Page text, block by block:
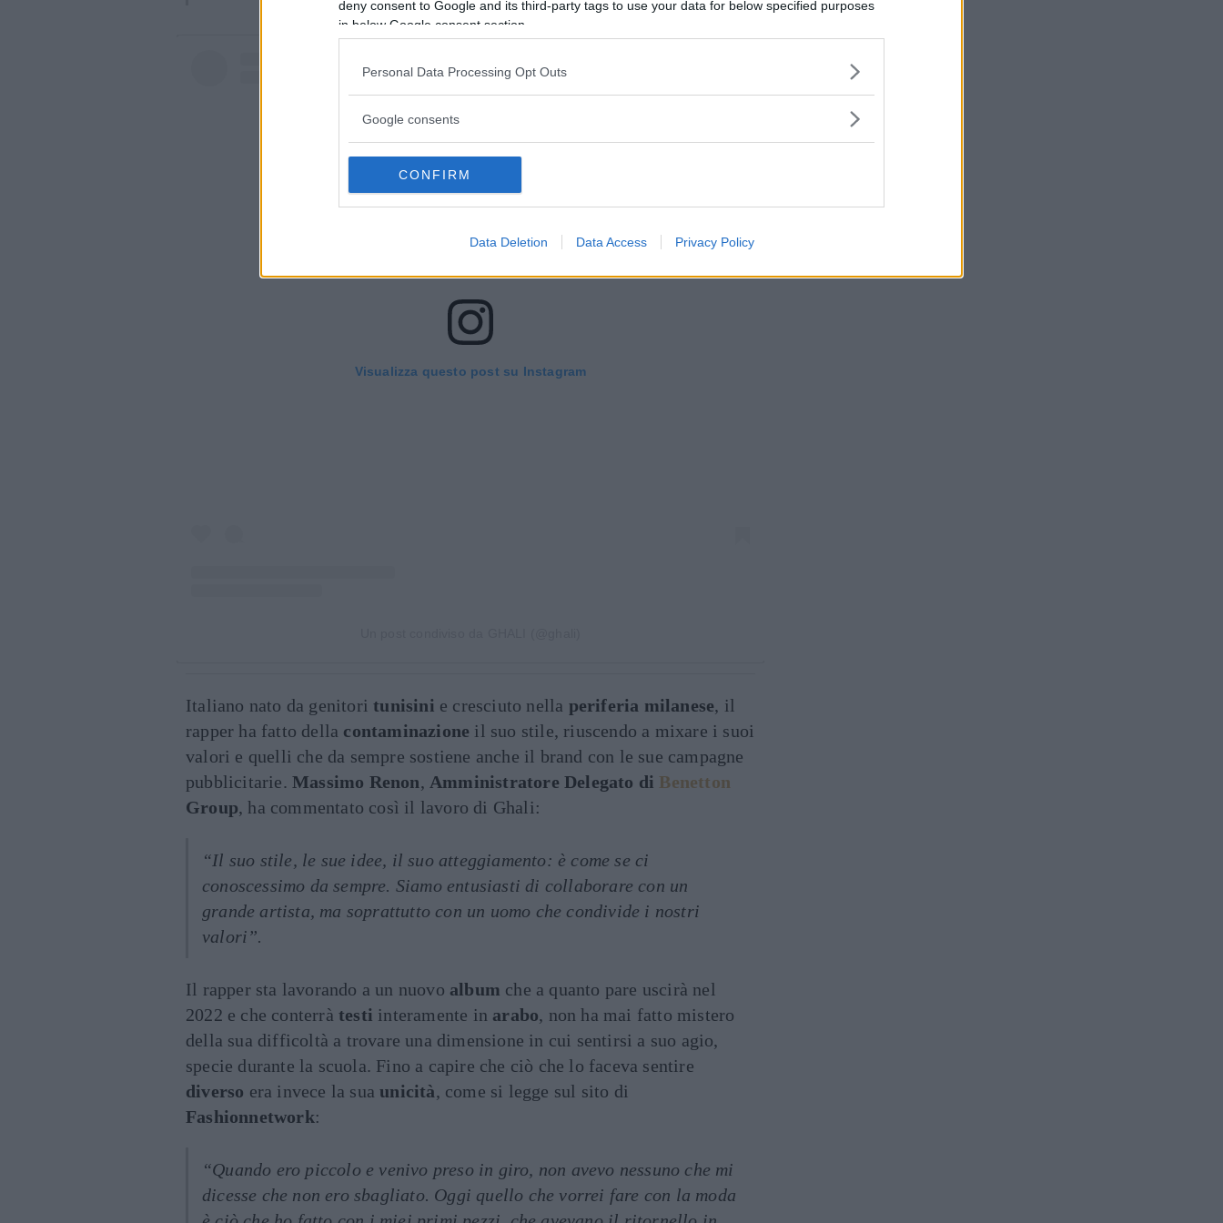
deny consent to Google and its third-party tags to use your data for below specified purposes
in below Google consent section.
Personal Data Processing Opt Outs
Google consents
CONFIRM
Data Deletion Data Access Privacy Policy
Visualizza questo post su Instagram
Italiano nato da genitoritunisini e cresciuto nella periferia milanese, il
rapper ha fatto della contaminazione il suo stile, riuscendo a mixare i suoi
valori e quelli che da sempre sostiene anche il brand con le sue campagne
pubblicitarie. Massimo Renon, Amministratore Delegato di Benetton
Group, ha commentato così il lavoro di Ghali:
“Il suo stile, le sue idee, il suo atteggiamento: è come se ci
conoscessimo da sempre. Siamo entusiasti di collaborare con un
grande artista, ma soprattutto con un uomo che condivide i nostri
valori”.
Il rapper sta lavorando a un nuovo album che a quanto pare uscirà nel
2022 e che conterrà testi interamente in arabo, non ha mai fatto mistero
della sua difficoltà a trovare una dimensione in cui sentirsi a suo agio,
specie durante la scuola. Fino a capire che ciò che lo faceva sentire
diverso era invece la suaunicità, come si legge sul sito di
Fashionnetwork:
“Quando ero piccolo e venivo preso in giro, non avevo nessuno che mi
dicesse che non ero sbagliato. Oggi quello che vorrei fare con la moda